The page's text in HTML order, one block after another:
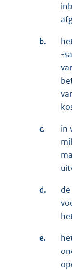
b.
-
c.
in
d.
e.